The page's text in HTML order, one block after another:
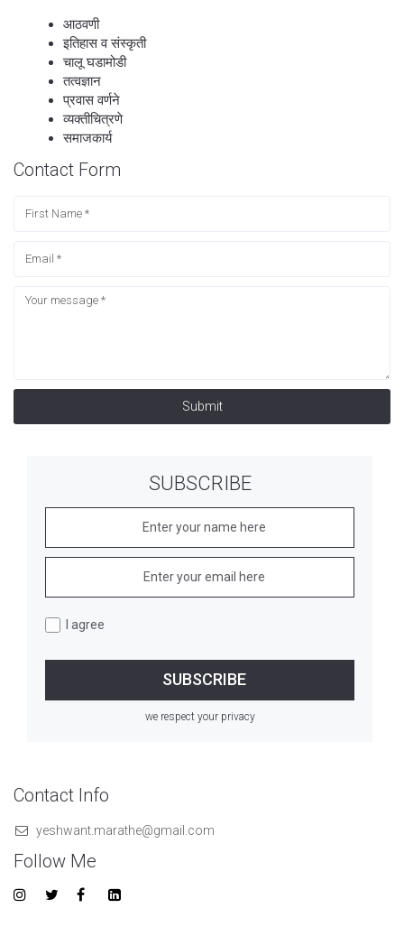
आठवणी
इतिहास व संस्कृती
चालू घडामोडी
तत्वज्ञान
प्रवास वर्णने
व्यक्तीचित्रणे
समाजकार्य
Contact Form
Submit
SUBSCRIBE
I agree
we respect your privacy
Contact Info
yeshwant.marathe@gmail.com
Follow Me